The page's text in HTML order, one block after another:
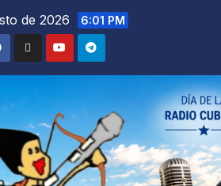
de 2026 6:01 PM